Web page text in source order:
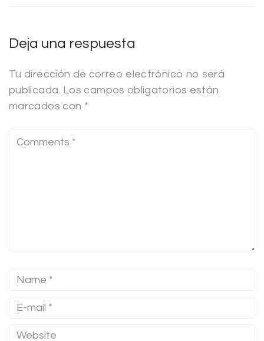
Deja una respuesta
Tu dirección de correo electrónico no será
publicada. Los campos obligatorios están
marcados con *